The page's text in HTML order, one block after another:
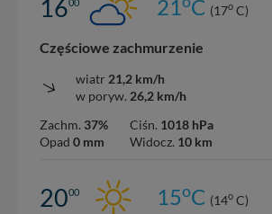
16 21 C (17o C)
Częściowe zachmurzenie
wiatr 21,2 km/h
w poryw. 26,2 km/h
Zachm. 37%
Opad 0 mm
Ciśn. 1018 hPa
Widocz. 10 km
2000 15oC (14o C)